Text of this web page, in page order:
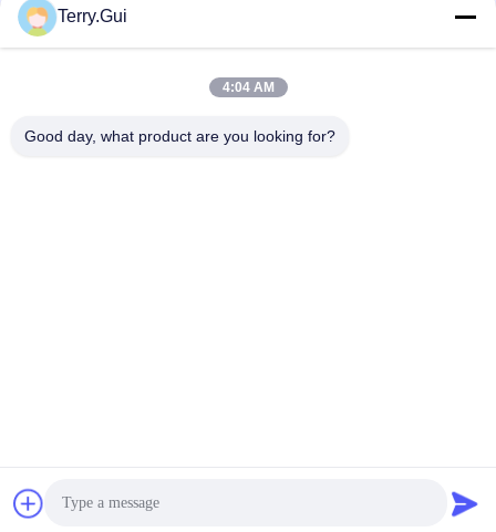
terry.gui@cz-chenglei.com
アドレス
A5ビル,インテリジェント機器産業公園,ヘンシャンキア町,経
Terry.Gui
4:04 AM
Good day, what product are you looking for?